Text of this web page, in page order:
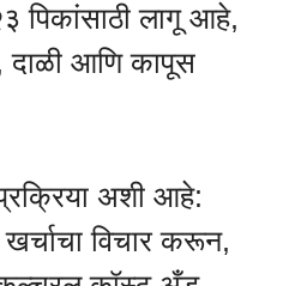
लागू आहे,
दाळी आणि कापूस
अशी आहे:
विचार करून,